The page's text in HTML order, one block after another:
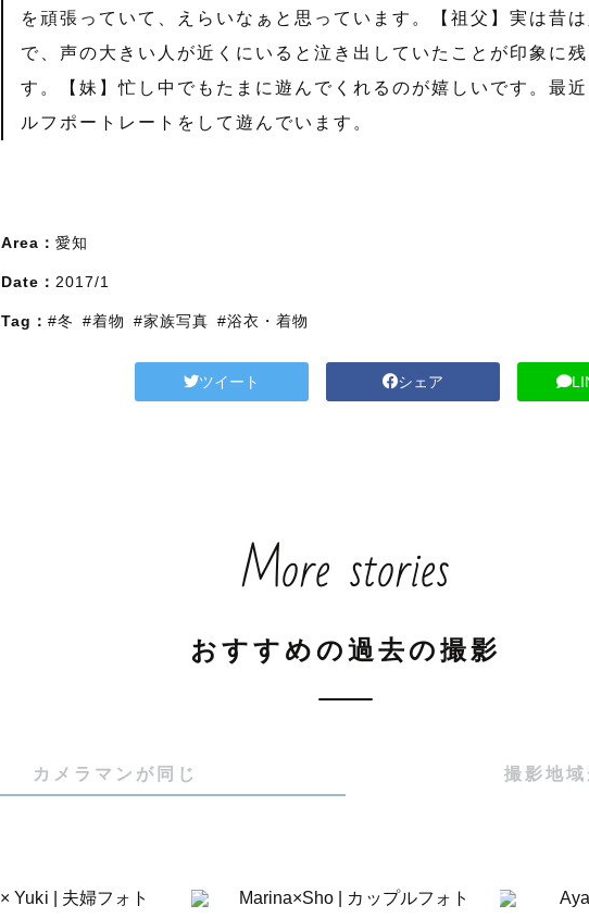
を頑張っていて、えらいなぁと思っています。【祖父】実は昔は
で、声の大きい人が近くにいると泣き出していたことが印象に残
す。【妹】忙し中でもたまに遊んでくれるのが嬉しいです。最
ルフポートレートをして遊んでいます。
Area： 愛知
Date： 2017/1
Tag： #冬 #着物 #家族写真 #浴衣・着物
ツイート シェア
More stories
おすすめの過去の撮影
カメラマンが同じ 撮影地域